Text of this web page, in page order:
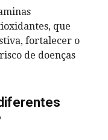
que
fortalecer o
de doenças